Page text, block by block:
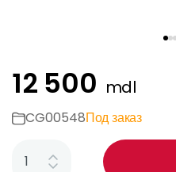
12 500 mdl
CG00548Под заказ